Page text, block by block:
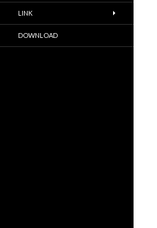
LINK
DOWNLOAD